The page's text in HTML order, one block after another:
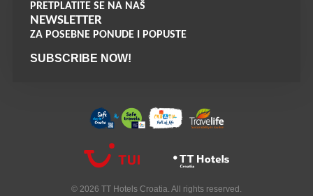
PRETPLATITE SE NA NAŠ
NEWSLETTER
ZA POSEBNE PONUDE I POPUSTE
SUBSCRIBE NOW!
© 2026 TT Hotels Croatia. All rights reserved.